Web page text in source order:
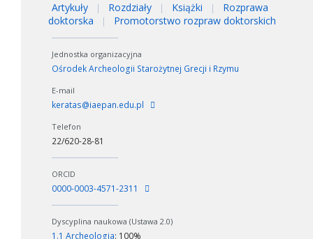
Artykuły | Rozdziały | Książki |
Rozprawa
doktorska
| Promotorstwo rozpraw doktorskich
Jednostka organizacyjna
Ośrodek Archeologii Starożytnej Grecji i Rzymu
E-mail
keratas@iaepan.edu.pl
Telefon
22/620-28-81
ORCID
0000-0003-4571-2311
Dyscyplina naukowa (Ustawa 2.0)
1.1 Archeologia: 100%